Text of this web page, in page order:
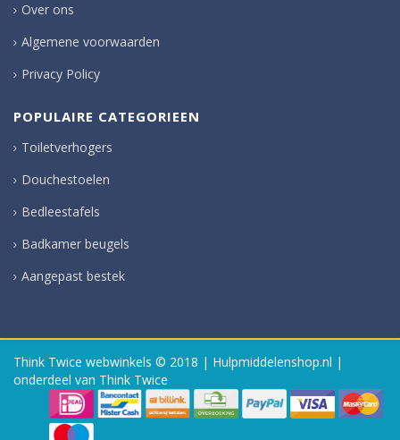
Over ons
Algemene voorwaarden
Privacy Policy
POPULAIRE CATEGORIEEN
Toiletverhogers
Douchestoelen
Bedleestafels
Badkamer beugels
Aangepast bestek
Think Twice webwinkels © 2018 | Hulpmiddelenshop.nl |
onderdeel van Think Twice